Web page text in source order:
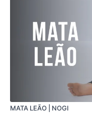
MATA LEÃO | NOGI